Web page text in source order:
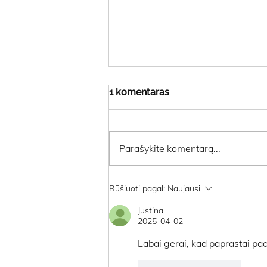
Kurį YIN pasirinkti?
1 komentaras
Parašykite komentarą...
Rūšiuoti pagal: Naujausi
Justina
2025-04-02
Labai gerai, kad paprastai